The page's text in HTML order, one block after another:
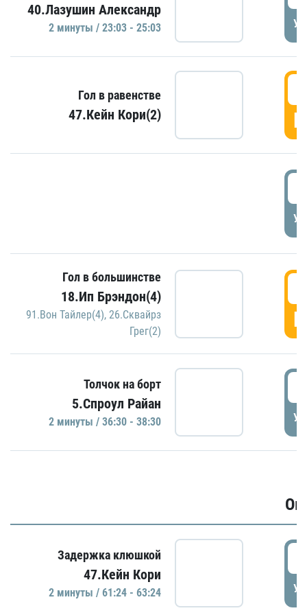
40.Лазушин Александр
2 минуты / 23:03 - 25:03
Гол в равенстве
47.Кейн Кори(2)
Гол в большинстве
18.Ип Брэндон(4)
91.Вон Тайлер(4), 26.Сквайрз
Грег(2)
Толчок на борт
5.Спроул Райан
2 минуты / 36:30 - 38:30
Задержка клюшкой
47.Кейн Кори
2 минуты / 61:24 - 63:24